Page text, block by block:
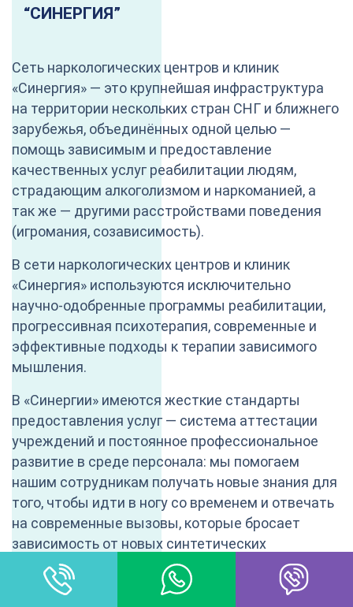
“CИНЕРГИЯ”
Сеть наркологических центров и клиник
«Синергия» — это крупнейшая инфраструктура
на территории нескольких стран СНГ и ближнего
зарубежья, объединённых одной целью —
помощь зависимым и предоставление
качественных услуг реабилитации людям,
страдающим алкоголизмом и наркоманией, а
так же — другими расстройствами поведения
(игромания, созависимость).
В сети наркологических центров и клиник
«Синергия» используются исключительно
научно-одобренные программы реабилитации,
прогрессивная психотерапия, современные и
эффективные подходы к терапии зависимого
мышления.
В «Синергии» имеются жесткие стандарты
предоставления услуг — система аттестации
учреждений и постоянное профессиональное
развитие в среде персонала: мы помогаем
нашим сотрудникам получать новые знания для
того, чтобы идти в ногу со временем и отвечать
на современные вызовы, которые бросает
зависимость от новых синтетических
соединений, появляющихся буквально каждые
несколько лет на чёрном рынке.